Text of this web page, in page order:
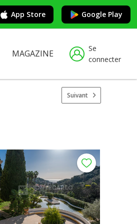
App Store Google Play
MAGAZINE
Se
connecter
Suivant